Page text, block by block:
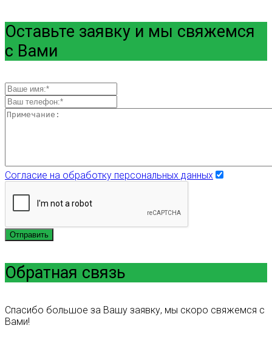
Оставьте заявку и мы свяжемся
с Вами
Согласие на обработку персональных данных
Отправить
Обратная связь
Спасибо большое за Вашу заявку, мы скоро свяжемся с
Вами!